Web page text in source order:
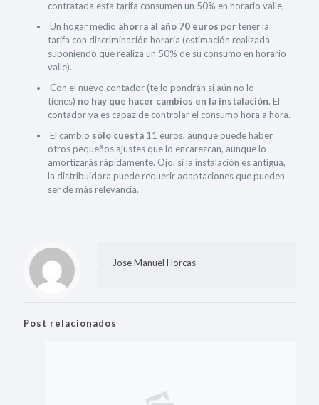
contratada esta tarifa consumen un 50% en horario valle,
Un hogar medio ahorra al año 70 euros por tener la
tarifa con discriminación horaria (estimación realizada
suponiendo que realiza un 50% de su consumo en horario
valle).
Con el nuevo contador (te lo pondrán si aún no lo
tienes) no hay que hacer cambios en la instalación. El
contador ya es capaz de controlar el consumo hora a hora.
El cambio sólo cuesta 11 euros, aunque puede haber
otros pequeños ajustes que lo encarezcan, aunque lo
amortizarás rápidamente. Ojo, si la instalación es antigua,
la distribuidora puede requerir adaptaciones que pueden
ser de más relevancia.
Jose Manuel Horcas
Post relacionados